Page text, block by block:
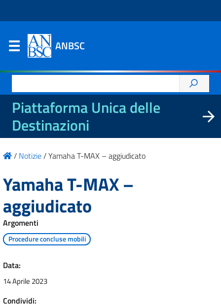
ANBSC
per:
Piattaforma Unica delle
Destinazioni
/ Notizie/Yamaha T-MAX – aggiudicato
Yamaha T-MAX –
aggiudicato
Argomenti
Procedure concluse mobili
Data:
14 Aprile 2023
Condividi: